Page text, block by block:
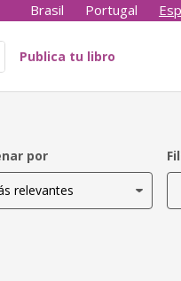
Brasil Portugal
Publica tu libro
por